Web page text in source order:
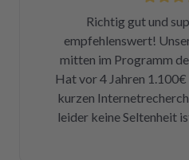
Richtig gut und
empfehlenswert!
mitten im Programm
Hat vor 4 Jahren
kurzen
leider keine Seltenheit